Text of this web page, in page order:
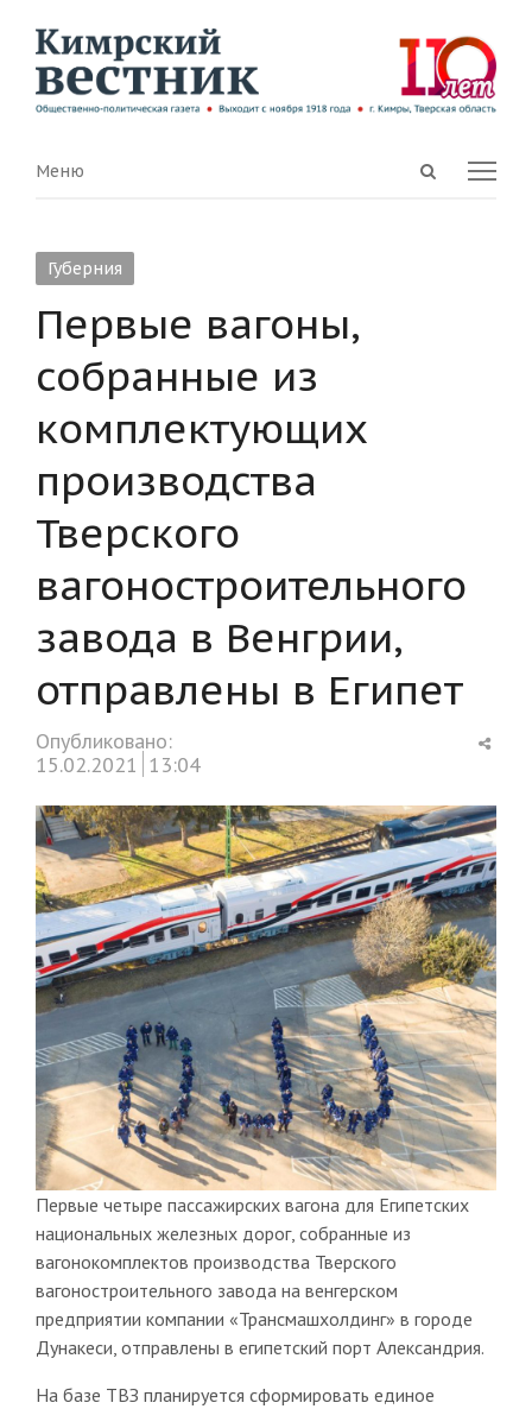
Open
Menu
Меню
Губерния
Первые вагоны,
собранные из
комплектующих
производства
Тверского
вагоностроительного
завода в Венгрии,
отправлены в Египет
Опубликовано:
15.02.2021 13:04
Первые четыре пассажирских вагона для Египетских
национальных железных дорог, собранные из
вагонокомплектов производства Тверского
вагоностроительного завода на венгерском
предприятии компании «Трансмашхолдинг» в городе
Дунакеси, отправлены в египетский порт Александрия.
На базе ТВЗ планируется сформировать единое